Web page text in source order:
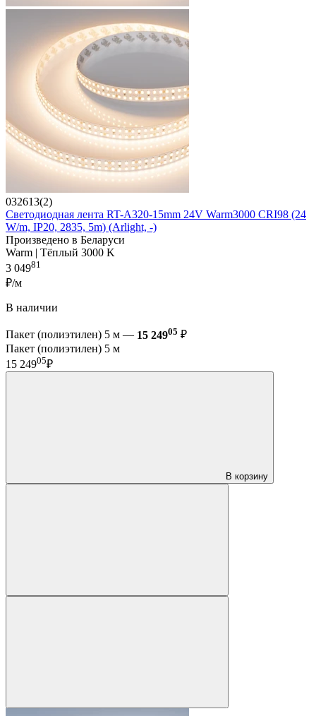
032613(2)
Светодиодная лента RT-A320-15mm 24V Warm3000 CRI98 (24
W/m, IP20, 2835, 5m) (Arlight, -)
Произведено в Беларуси
Warm | Тёплый 3000 K
3 04981
₽/м
В наличии
Пакет (полиэтилен) 5 м — 15 24905 ₽
Пакет (полиэтилен) 5 м
15 24905₽
В корзину